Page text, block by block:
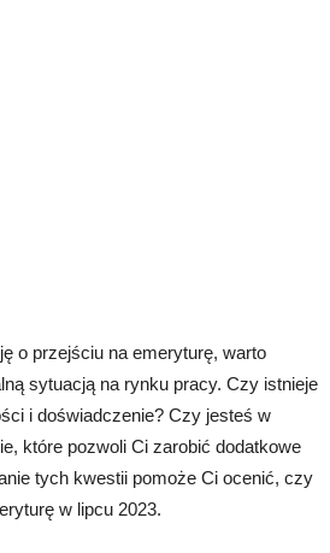
o przejściu na emeryturę, warto
sytuacją na rynku pracy. Czy istnieje
i doświadczenie? Czy jesteś w
które pozwoli Ci zarobić dodatkowe
tych kwestii pomoże Ci ocenić, czy
w lipcu 2023.